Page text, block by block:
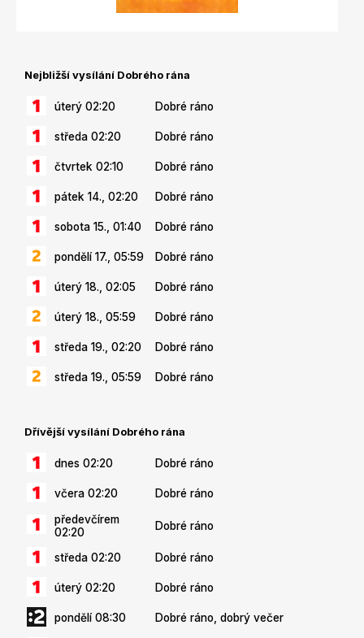
Nejbližší vysílání Dobrého rána
úterý 02:20 Dobré ráno
středa 02:20 Dobré ráno
čtvrtek 02:10 Dobré ráno
pátek 14., 02:20 Dobré ráno
sobota 15., 01:40 Dobré ráno
pondělí 17., 05:59 Dobré ráno
úterý 18., 02:05 Dobré ráno
úterý 18., 05:59 Dobré ráno
středa 19., 02:20 Dobré ráno
středa 19., 05:59 Dobré ráno
Dřívější vysílání Dobrého rána
dnes 02:20 Dobré ráno
včera 02:20
Dobré ráno
předevčírem
02:20
Dobré ráno
středa 02:20 Dobré ráno
úterý 02:20 Dobré ráno
pondělí 08:30 Dobré ráno, dobrý večer